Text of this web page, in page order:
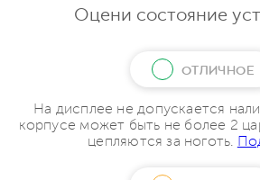
Оцени состояние
ОТЛИЧНОЕ
На дисплее не допускается
корпусе может быть не более 2
цепляются за ноготь.